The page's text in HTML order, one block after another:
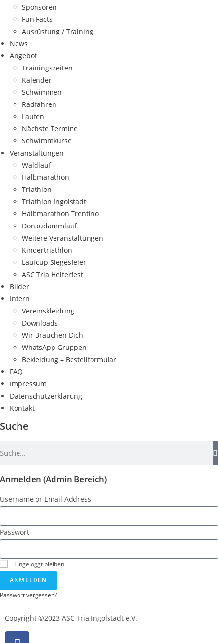
Sponsoren
Fun Facts
Ausrüstung / Training
News
Angebot
Trainingszeiten
Kalender
Schwimmen
Radfahren
Laufen
Nächste Termine
Schwimmkurse
Veranstaltungen
Waldlauf
Halbmarathon
Triathlon
Triathlon Ingolstadt
Halbmarathon Trentino
Donaudammlauf
Weitere Veranstaltungen
Kindertriathlon
Laufcup Siegesfeier
ASC Tria Helferfest
Bilder
Intern
Vereinskleidung
Downloads
Wir Brauchen Dich
WhatsApp Gruppen
Bekleidung – Bestellformular
FAQ
Impressum
Datenschutzerklärung
Kontakt
Suche
Anmelden (Admin Bereich)
Username or Email Address
Passwort
Eingeloggt bleiben
ANMELDEN
Passwort vergessen?
Copyright ©2023 ASC Tria Ingolstadt e.V.